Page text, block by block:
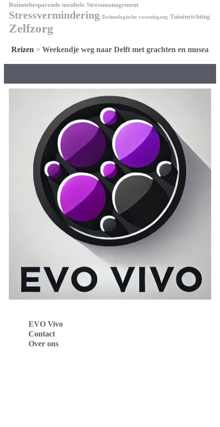
Ruimtebesparende meubels Stressmanagement
Stressvermindering Technologische vooruitgang Tuininrichting
Zelfzorg
Reizen > Weekendje weg naar Delft met grachten en musea
EVO Vivo
Contact
Over ons